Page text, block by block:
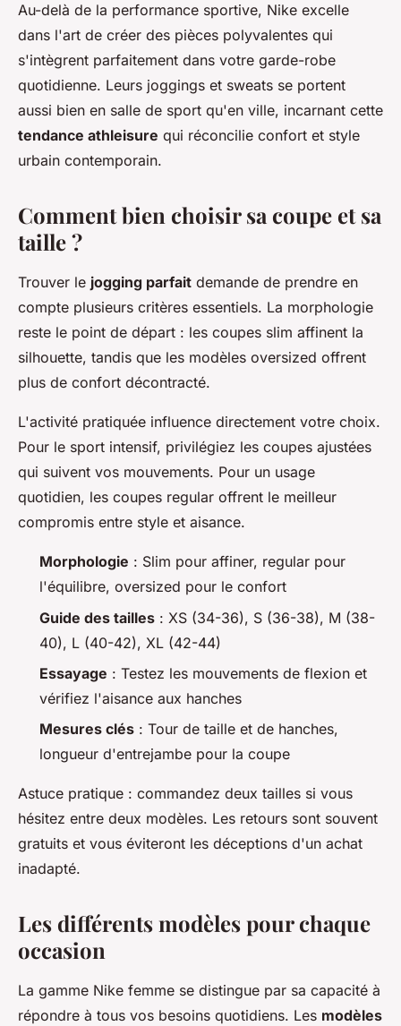
Au-delà de la performance sportive, Nike excelle
dans l'art de créer des pièces polyvalentes qui
s'intègrent parfaitement dans votre garde-robe
quotidienne. Leurs joggings et sweats se portent
aussi bien en salle de sport qu'en ville, incarnant cette
tendance athleisure qui réconcilie confort et style
urbain contemporain.
Comment bien choisir sa coupe et sa
taille ?
Trouver le jogging parfait demande de prendre en
compte plusieurs critères essentiels. La morphologie
reste le point de départ : les coupes slim affinent la
silhouette, tandis que les modèles oversized offrent
plus de confort décontracté.
L'activité pratiquée influence directement votre choix.
Pour le sport intensif, privilégiez les coupes ajustées
qui suivent vos mouvements. Pour un usage
quotidien, les coupes regular offrent le meilleur
compromis entre style et aisance.
Morphologie : Slim pour affiner, regular pour
l'équilibre, oversized pour le confort
Guide des tailles : XS (34-36), S (36-38), M (38-
40), L (40-42), XL (42-44)
Essayage : Testez les mouvements de flexion et
vérifiez l'aisance aux hanches
Mesures clés : Tour de taille et de hanches,
longueur d'entrejambe pour la coupe
Astuce pratique : commandez deux tailles si vous
hésitez entre deux modèles. Les retours sont souvent
gratuits et vous éviteront les déceptions d'un achat
inadapté.
Les différents modèles pour chaque
occasion
La gamme Nike femme se distingue par sa capacité à
répondre à tous vos besoins quotidiens. Les modèles